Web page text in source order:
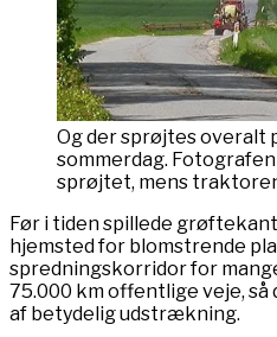
Og der sprøjtes overalt
sommerdag.
sprøjtet, mens
Før i tiden spillede
hjemsted for blomstrende
spredningskorridor for
75.000 km offentlige veje,
af betydelig udstrækning.